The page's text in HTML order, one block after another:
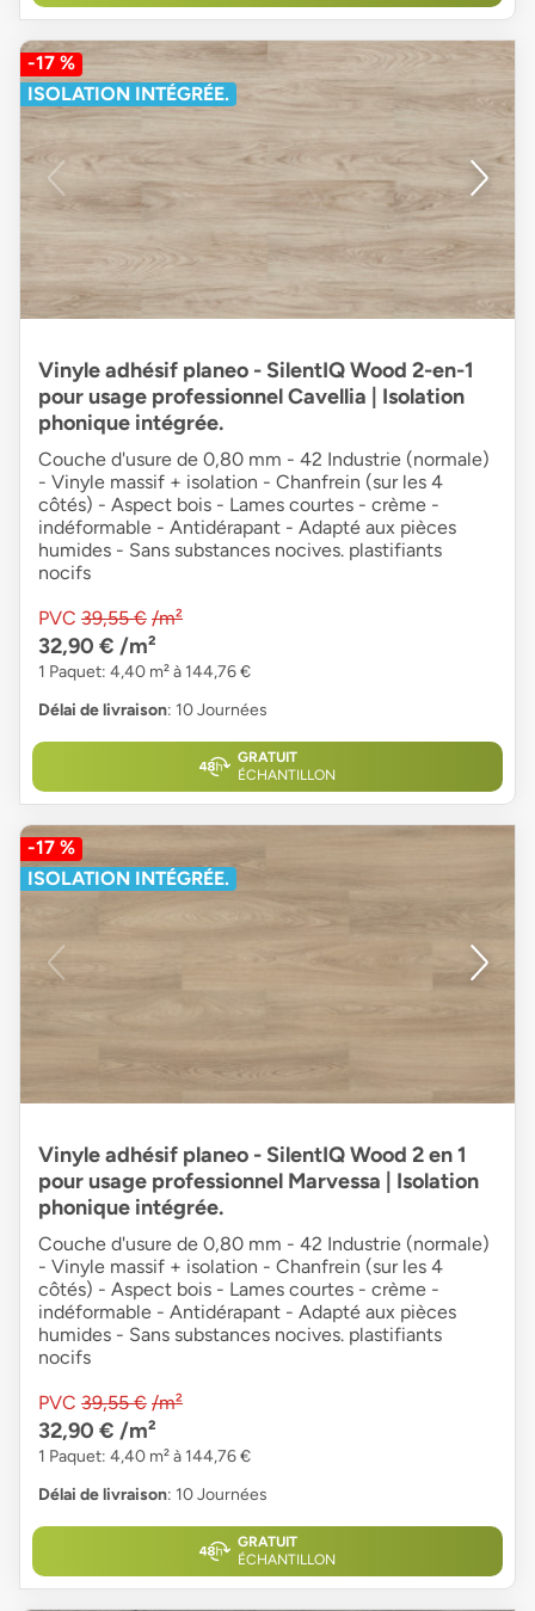
-17 %
ISOLATION INTÉGRÉE.
Vinyle adhésif planeo - SilentIQ Wood 2-en-1
pour usage professionnel Cavellia | Isolation
phonique intégrée.
Couche d'usure de 0,80 mm - 42 Industrie (normale)
- Vinyle massif + isolation - Chanfrein (sur les 4
côtés) - Aspect bois - Lames courtes - crème -
indéformable - Antidérapant - Adapté aux pièces
humides - Sans substances nocives. plastifiants
nocifs
PVC 39,55 € /m²
32,90 € /m²
1 Paquet: 4,40 m² à 144,76 €
Délai de livraison: 10 Journées
GRATUIT
ÉCHANTILLON
-17 %
ISOLATION INTÉGRÉE.
Vinyle adhésif planeo - SilentIQ Wood 2 en 1
pour usage professionnel Marvessa | Isolation
phonique intégrée.
Couche d'usure de 0,80 mm - 42 Industrie (normale)
- Vinyle massif + isolation - Chanfrein (sur les 4
côtés) - Aspect bois - Lames courtes - crème -
indéformable - Antidérapant - Adapté aux pièces
humides - Sans substances nocives. plastifiants
nocifs
PVC 39,55 € /m²
32,90 € /m²
1 Paquet: 4,40 m² à 144,76 €
Délai de livraison: 10 Journées
GRATUIT
ÉCHANTILLON